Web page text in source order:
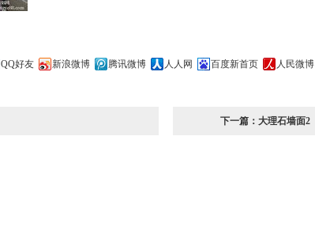
QQ好友 新浪微博 腾讯微博 人人网 百度新首页 人民微博
下一篇： 大理石墙面2